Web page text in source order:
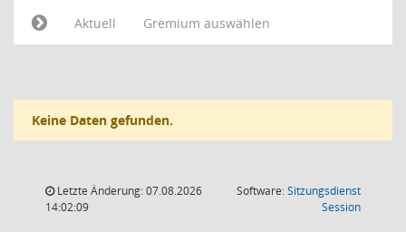
Aktuell
Gremium auswählen
Keine Daten gefunden.
Letzte Änderung: 07.08.2026
14:02:09
Software:Sitzungsdienst
Session(Wird in